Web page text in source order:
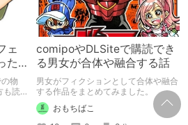
ェ
た
物
も読
ＵＲ
comipoやDLSiteで購読でき
る男女が合体や融合する話
男女がフィクションとして合体や融合
する作品をまとめてみました。
おもちばこ